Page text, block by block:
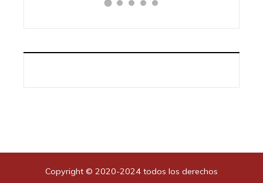
Copyright © 2020-2024 todos los derechos